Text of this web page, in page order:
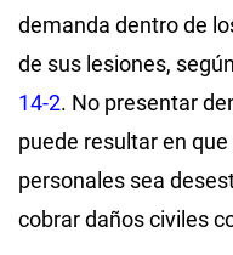
demanda dentro de
de sus lesiones, según
14-2. No presentar
puede resultar en
personales sea
cobrar daños civiles